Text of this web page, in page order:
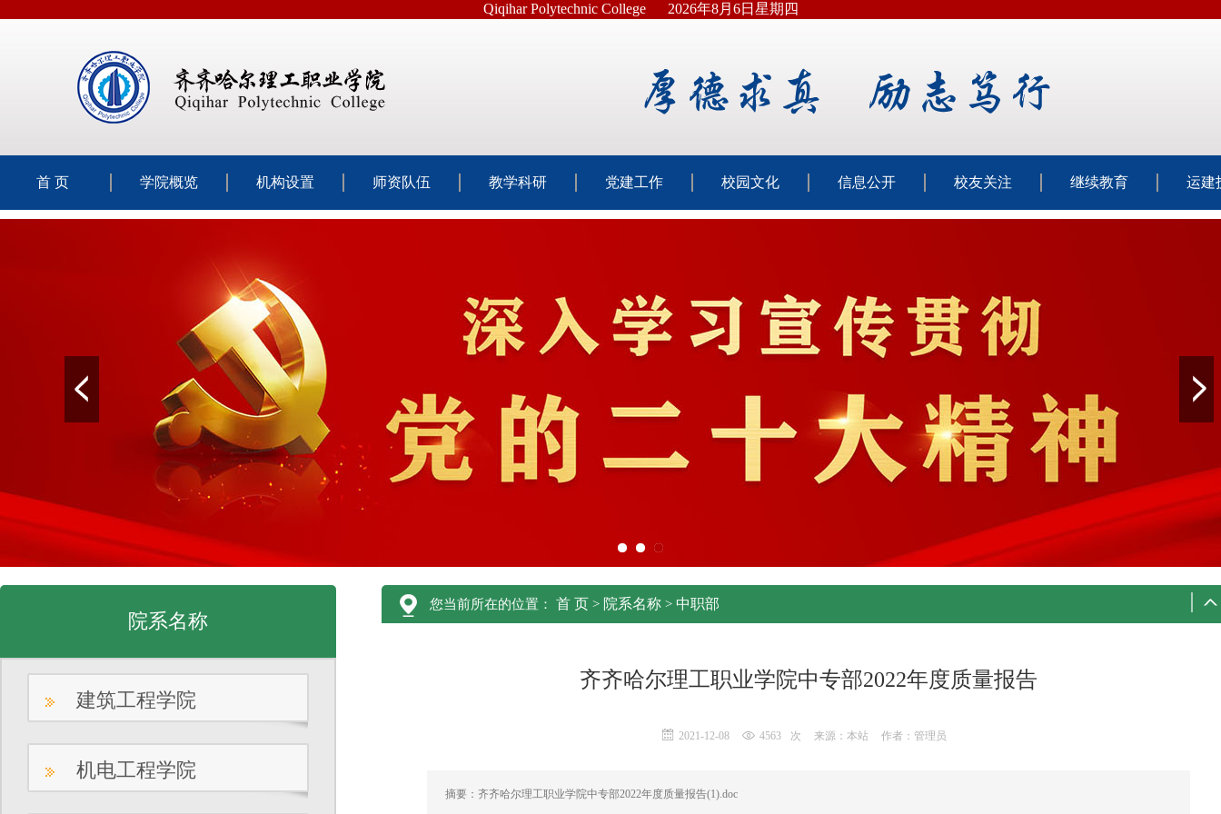
Qiqihar Polytechnic College 2026年8月6日星期四
首 页 学院概览 机构设置 师资队伍 教学科研 党建工作 校园文化 信息公开 校友关注 继续教育 运建
院系名称
建筑工程学院
机电工程学院
您当前所在的位置： 首 页 > 院系名称 > 中职部
齐齐哈尔理工职业学院中专部2022年度质量报告
2021-12-08 4563 次 来源：本站 作者：管理员
摘要：齐齐哈尔理工职业学院中专部2022年度质量报告(1).doc